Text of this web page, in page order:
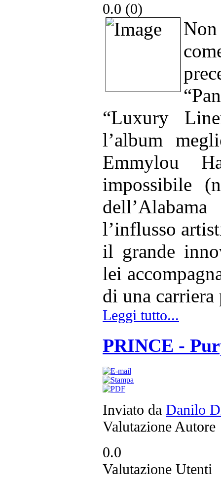
0.0 (0)
“Luxury
l’album
Emmylou
impossibile
l’influsso
il grande
lei
di una carriera
Leggi tutto...
PRINCE -
Inviato da Danilo
Valutazione Autore
0.0
Valutazione Utenti